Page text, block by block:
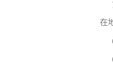
在